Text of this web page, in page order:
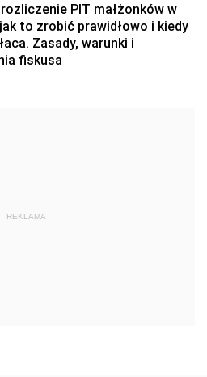
PIT małżonków w
to zrobić prawidłowo i kiedy
Zasady, warunki i
fiskusa
REKLAMA